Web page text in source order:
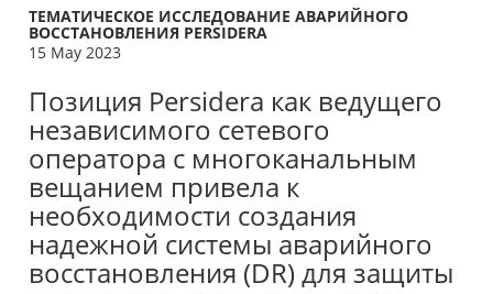
ТЕМАТИЧЕСКОЕ ИССЛЕДОВАНИЕ АВАРИЙНОГО
ВОССТАНОВЛЕНИЯ PERSIDERA
15 May 2023
Позиция Persidera как ведущего
независимого сетевого
оператора с многоканальным
вещанием привела к
необходимости создания
надежной системы аварийного
восстановления (DR) для защиты